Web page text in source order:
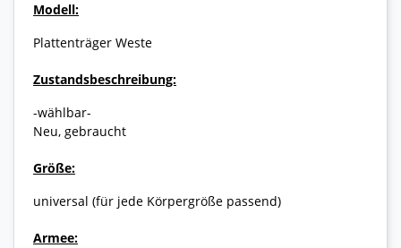
Modell:
Plattenträger Weste
Zustandsbeschreibung:
-wählbar-
Neu, gebraucht
Größe:
universal (für jede Körpergröße passend)
Armee: